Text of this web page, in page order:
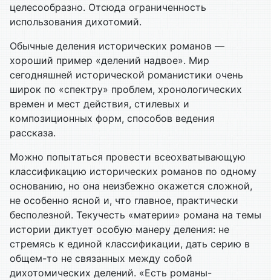
целесообразно. Отсюда ограниченность
использования дихотомий.
Обычные деления исторических романов —
хороший пример «делений надвое». Мир
сегодняшней исторической романистики очень
широк по «спектру» проблем, хронологических
времен и мест действия, стилевых и
композиционных форм, способов ведения
рассказа.
Можно попытаться провести всеохватывающую
классификацию исторических романов по одному
основанию, но она неизбежно окажется сложной,
не особенно ясной и, что главное, практически
бесполезной. Текучесть «материи» романа на темы
истории диктует особую манеру деления: не
стремясь к единой классификации, дать серию в
общем-то не связанных между собой
дихотомических делений. «Есть романы-